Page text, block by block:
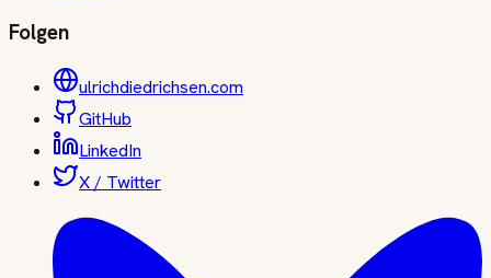
Folgen
ulrichdiedrichsen.com
GitHub
LinkedIn
X / Twitter